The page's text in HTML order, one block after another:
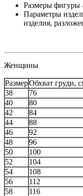
Размеры фигуры
Параметры
изделия,
Женщины
РазмерОбхват груди,
38
76
40
80
42
84
44
88
46
92
48
96
50
100
52
104
54
108
56
112
58
116